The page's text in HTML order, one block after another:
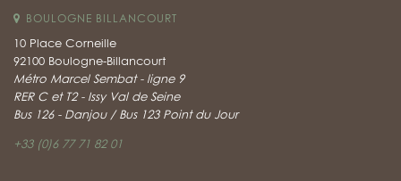
BOULOGNE BILLANCOURT
10 Place Corneille
92100 Boulogne-Billancourt
Métro Marcel Sembat - ligne 9
RER C et T2 - Issy Val de Seine
Bus 126 - Danjou / Bus 123 Point du Jour
+33 (0)6 77 71 82 01